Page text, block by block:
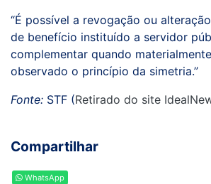
“É possível a revogação ou
de benefício instituído a servidor
complementar quando
observado o princípio da simetria.”
Fonte: STF (Retirado do site
Compartilhar
WhatsApp